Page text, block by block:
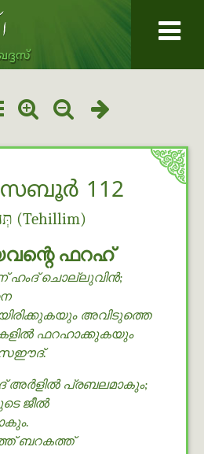
112
תְּהִלִּים (Tehillim)
ഫറഹ്
ഹംദ് ചൊല്ലുവിൻ;
അവിടുത്തെ
ഫറഹാക്കുകയും
സഈദ്.
അർളിൽ പ്രബലമാകും;
ജീൽ
ബറകത്ത്